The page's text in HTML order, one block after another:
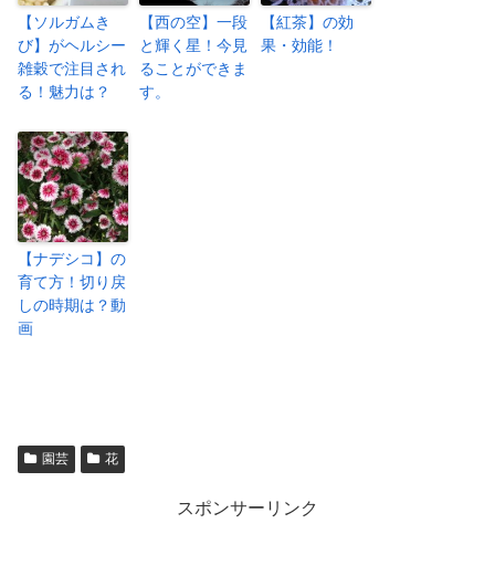
【ソルガムき
び】がヘルシー
雑穀で注目され
る！魅力は？
【西の空】一段
と輝く星！今見
ることができま
す。
【紅茶】の効
果・効能！
【ナデシコ】の
育て方！切り戻
しの時期は？動
画
園芸 花
スポンサーリンク